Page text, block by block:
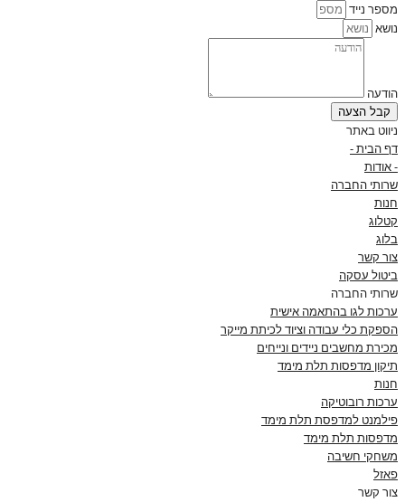
מספר נייד
נושא
הודעה
קבל הצעה
ניווט באתר
דף הבית -
- אודות
שרותי החברה
חנות
קטלוג
בלוג
צור קשר
ביטול עסקה
שרותי החברה
ערכות לגו בהתאמה אישית
הספקת כלי עבודה וציוד לכיתת מייקר
מכירת מחשבים ניידים ונייחים
תיקון מדפסות תלת מימד
חנות
ערכות רובוטיקה
פילמנט למדפסת תלת מימד
מדפסות תלת מימד
משחקי חשיבה
פאזל
צור קשר